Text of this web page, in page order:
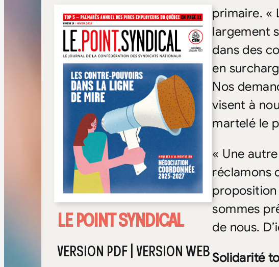
LE POINT SYNDICAL
VERSION PDF|VERSION WEB
primaire. «
largement
dans des
en
Nos
visent à
martelé le
« Une
réclamons
sommes
de nous.
Solidarité